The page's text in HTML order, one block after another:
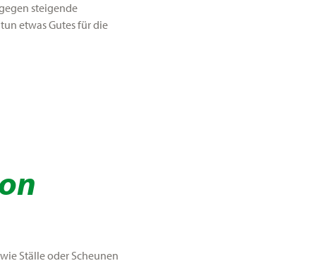
steigende
etwas Gutes für die
Ställe oder Scheunen